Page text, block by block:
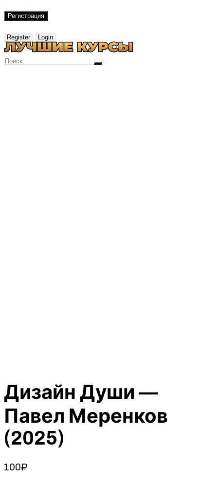
Регистрация
Register Login
Дизайн Души —
Павел Меренков
(2025)
100₽